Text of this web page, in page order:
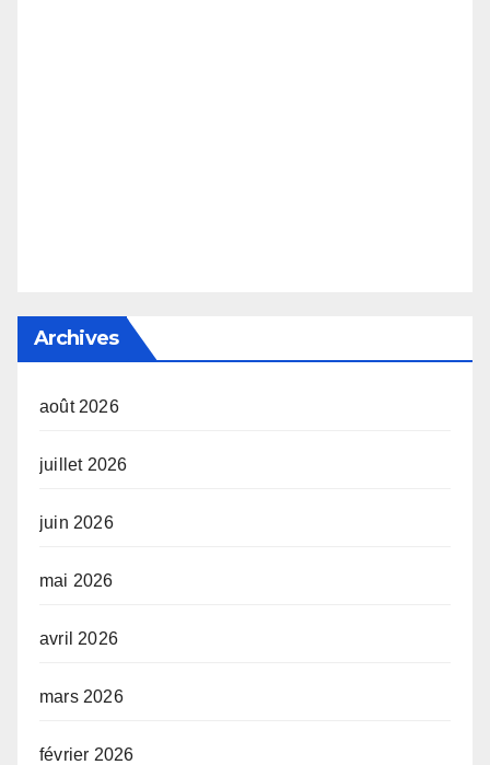
Archives
août 2026
juillet 2026
juin 2026
mai 2026
avril 2026
mars 2026
février 2026